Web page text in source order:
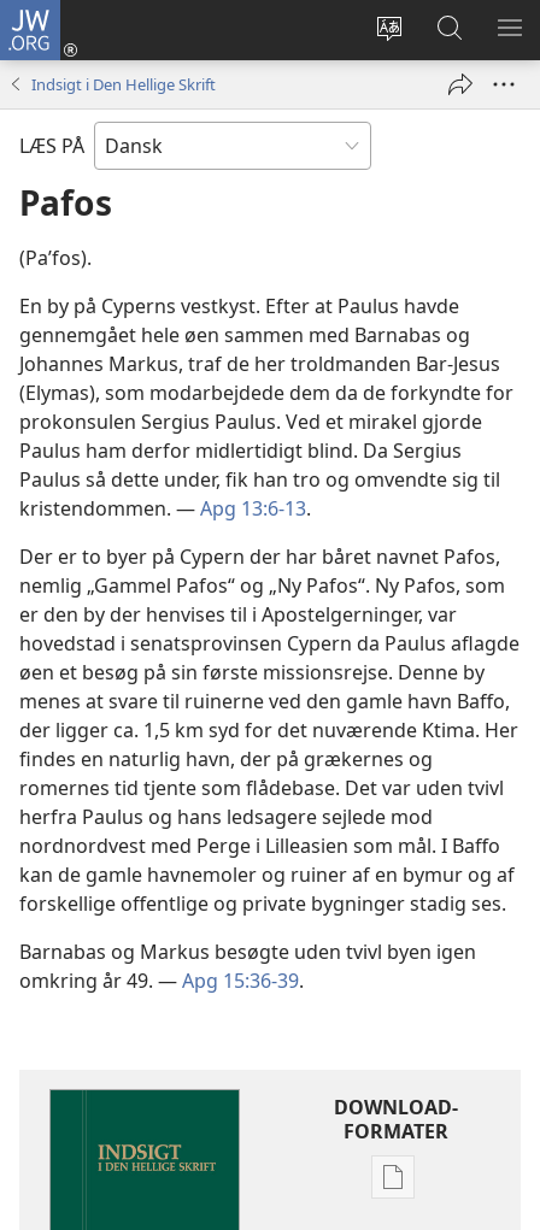
JW.ORG
Vælg
Log
på
vindue)
Søg
på
JW.ORG
VIS
Indsigt i Den Hellige Skrift
LÆS PÅ
Pafos
(Paʹfos).
En by på Cyperns vestkyst. Efter at Paulus havde
gennemgået hele øen sammen med Barnabas og
Johannes Markus, traf de her troldmanden Bar-Jesus
(Elymas), som modarbejdede dem da de forkyndte for
prokonsulen Sergius Paulus. Ved et mirakel gjorde
Paulus ham derfor midlertidigt blind. Da Sergius
Paulus så dette under, fik han tro og omvendte sig til
kristendommen. —Apg 13:6-13.
Der er to byer på Cypern der har båret navnet Pafos,
nemlig „Gammel Pafos“ og „Ny Pafos“. Ny Pafos, som
er den by der henvises til i Apostelgerninger, var
hovedstad i senatsprovinsen Cypern da Paulus aflagde
øen et besøg på sin første missionsrejse. Denne by
menes at svare til ruinerne ved den gamle havn Baffo,
der ligger ca. 1,5 km syd for det nuværende Ktima. Her
findes en naturlig havn, der på grækernes og
romernes tid tjente som flådebase. Det var uden tvivl
herfra Paulus og hans ledsagere sejlede mod
nordnordvest med Perge i Lilleasien som mål. I Baffo
kan de gamle havnemoler og ruiner af en bymur og af
forskellige offentlige og private bygninger stadig ses.
Barnabas og Markus besøgte uden tvivl byen igen
omkring år 49. —Apg 15:36-39.
DOWNLOAD-
FORMATER
Indstillinger